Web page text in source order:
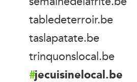
tabledeterroir.be
taslapatate.be
trinquonslocal.be
jecuisinelocal.be